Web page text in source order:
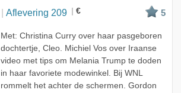
Aflevering 209 € 5
Met: Christina Curry over haar pasgeboren
dochtertje, Cleo. Michiel Vos over Iraanse
video met tips om Melania Trump te doden
in haar favoriete modewinkel. Bij WNL
rommelt het achter de schermen. Gordon